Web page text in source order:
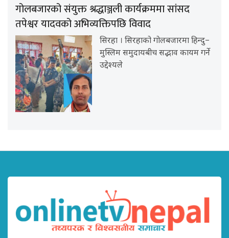
गोलबजारको संयुक्त श्रद्धाञ्जली कार्यक्रममा सांसद
तपेश्वर यादवको अभिव्यक्तिपछि विवाद
सिरहा । सिरहाको गोलबजारमा हिन्दु–
मुस्लिम समुदायबीच सद्भाव कायम गर्ने
उद्देश्यले